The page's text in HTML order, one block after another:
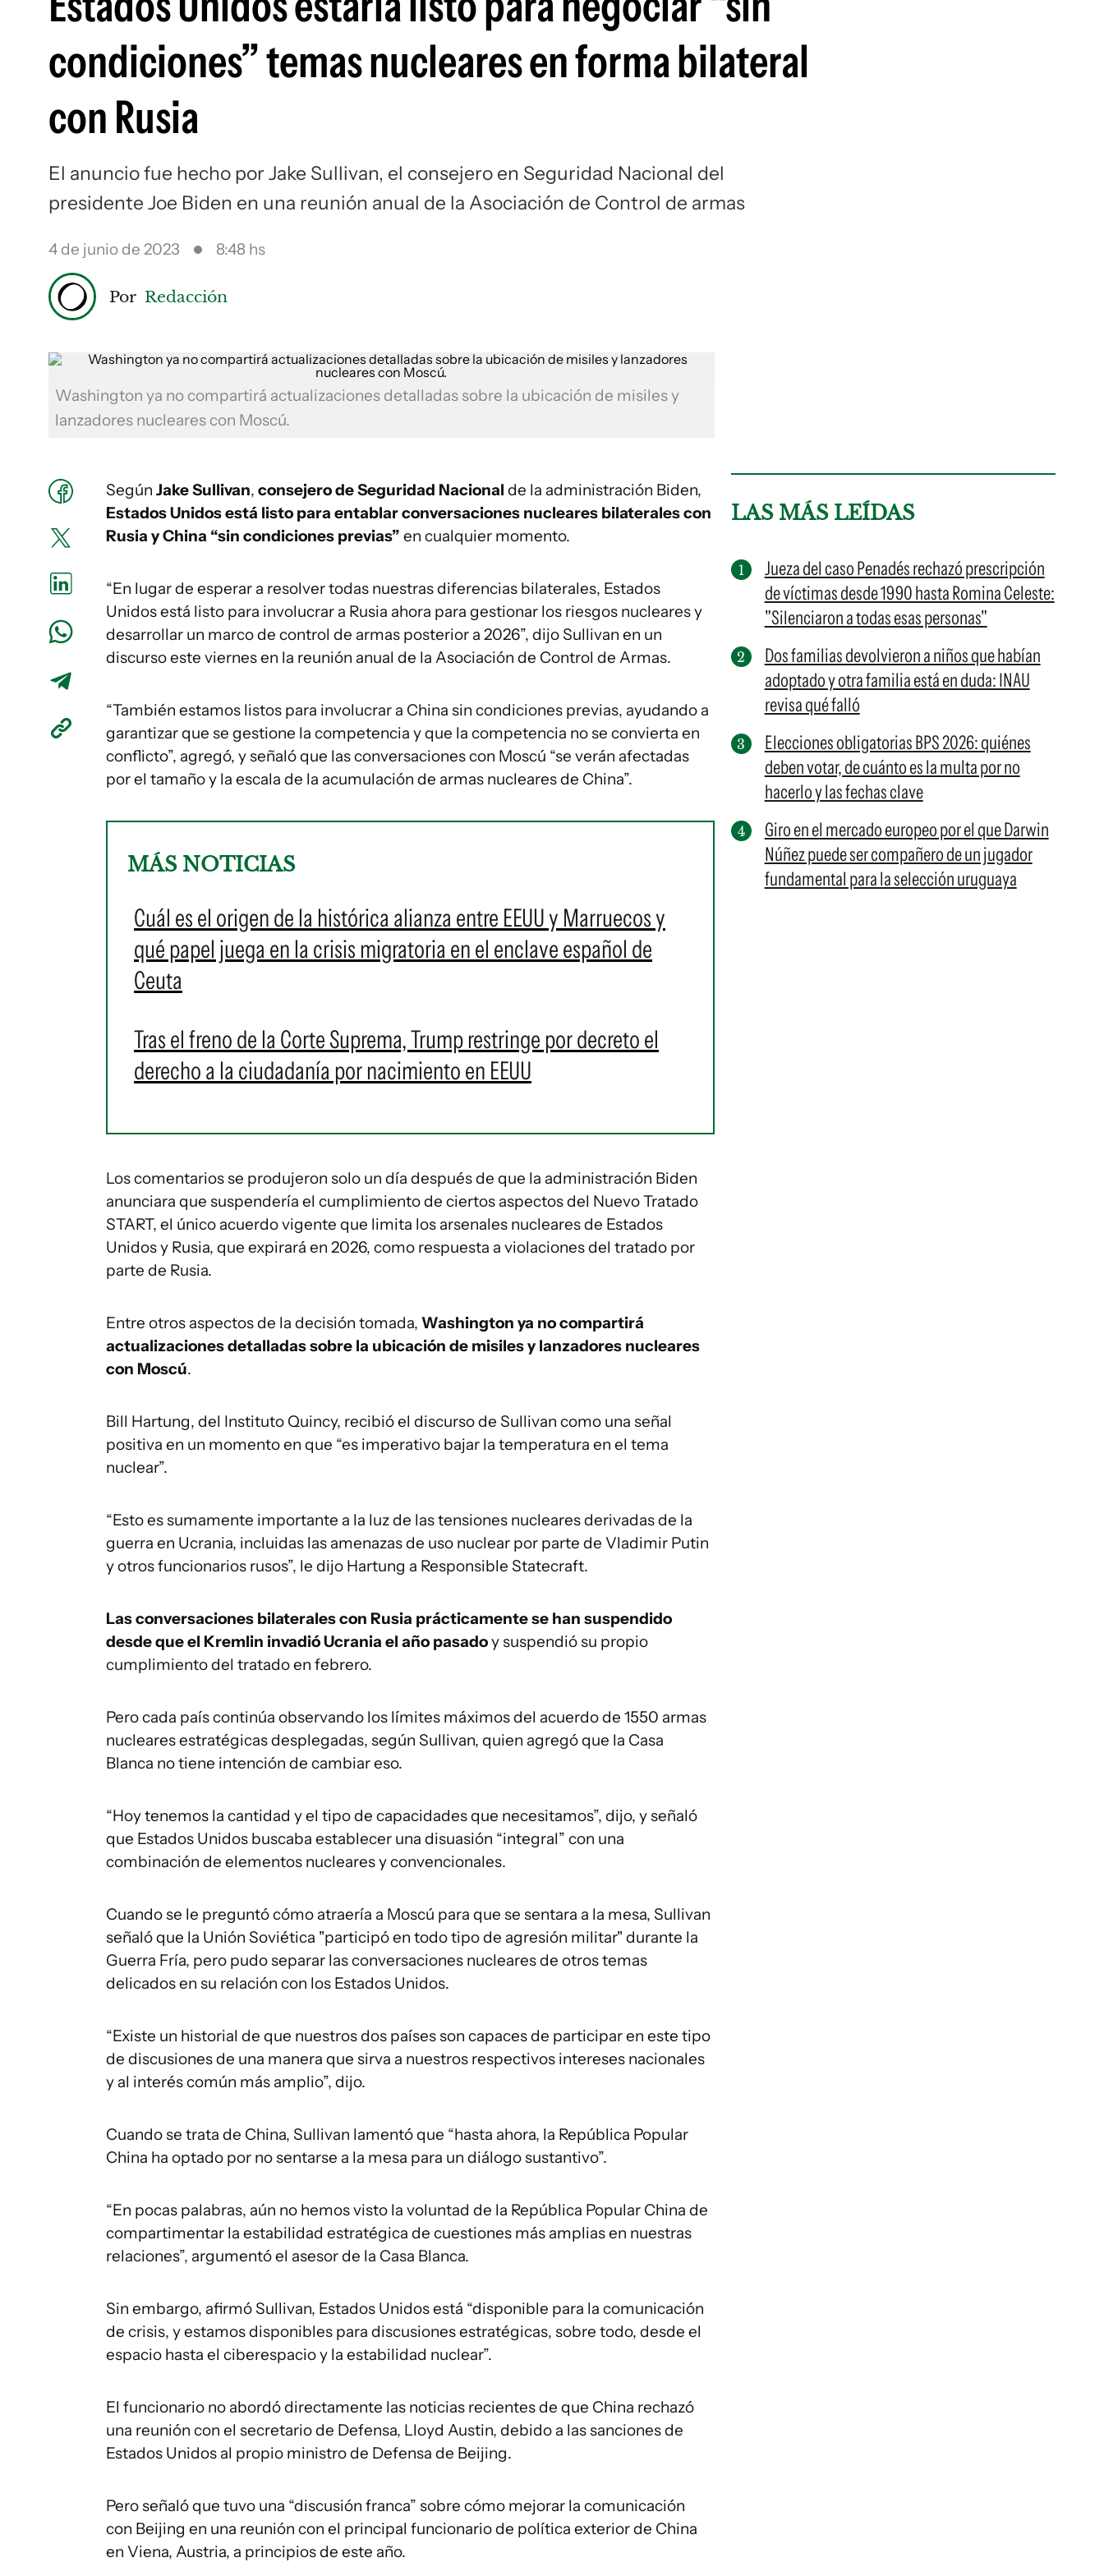
condiciones” temas nucleares en forma bilateral
con Rusia
El anuncio fue hecho por Jake Sullivan, el consejero en Seguridad Nacional del
presidente Joe Biden en una reunión anual de la Asociación de Control de armas
4 de junio de 2023 8:48 hs
Por Redacción
Washington ya no compartirá actualizaciones detalladas sobre la ubicación de misiles y
lanzadores nucleares con Moscú.
Según Jake Sullivan, consejero de Seguridad Nacional de la administración Biden,
Estados Unidos está listo para entablar conversaciones nucleares bilaterales con
Rusia y China “sin condiciones previas” en cualquier momento.
“En lugar de esperar a resolver todas nuestras diferencias bilaterales, Estados
Unidos está listo para involucrar a Rusia ahora para gestionar los riesgos nucleares y
desarrollar un marco de control de armas posterior a 2026”, dijo Sullivan en un
discurso este viernes en la reunión anual de la Asociación de Control de Armas.
“También estamos listos para involucrar a China sin condiciones previas, ayudando a
garantizar que se gestione la competencia y que la competencia no se convierta en
conflicto”, agregó, y señaló que las conversaciones con Moscú “se verán afectadas
por el tamaño y la escala de la acumulación de armas nucleares de China”.
MÁS NOTICIAS
Cuál es el origen de la histórica alianza entre EEUU y Marruecos y
qué papel juega en la crisis migratoria en el enclave español de
Ceuta
Tras el freno de la Corte Suprema, Trump restringe por decreto el
derecho a la ciudadanía por nacimiento en EEUU
Los comentarios se produjeron solo un día después de que la administración Biden
anunciara que suspendería el cumplimiento de ciertos aspectos del Nuevo Tratado
START, el único acuerdo vigente que limita los arsenales nucleares de Estados
Unidos y Rusia, que expirará en 2026, como respuesta a violaciones del tratado por
parte de Rusia.
Entre otros aspectos de la decisión tomada, Washington ya no compartirá
actualizaciones detalladas sobre la ubicación de misiles y lanzadores nucleares
con Moscú.
Bill Hartung, del Instituto Quincy, recibió el discurso de Sullivan como una señal
positiva en un momento en que “es imperativo bajar la temperatura en el tema
nuclear”.
“Esto es sumamente importante a la luz de las tensiones nucleares derivadas de la
guerra en Ucrania, incluidas las amenazas de uso nuclear por parte de Vladimir Putin
y otros funcionarios rusos”, le dijo Hartung a Responsible Statecraft.
Las conversaciones bilaterales con Rusia prácticamente se han suspendido
desde que el Kremlin invadió Ucrania el año pasadoy suspendió su propio
cumplimiento del tratado en febrero.
Pero cada país continúa observando los límites máximos del acuerdo de 1550 armas
nucleares estratégicas desplegadas, según Sullivan, quien agregó que la Casa
Blanca no tiene intención de cambiar eso.
“Hoy tenemos la cantidad y el tipo de capacidades que necesitamos”, dijo, y señaló
que Estados Unidos buscaba establecer una disuasión “integral” con una
combinación de elementos nucleares y convencionales.
Cuando se le preguntó cómo atraería a Moscú para que se sentara a la mesa, Sullivan
señaló que la Unión Soviética "participó en todo tipo de agresión militar" durante la
Guerra Fría, pero pudo separar las conversaciones nucleares de otros temas
delicados en su relación con los Estados Unidos.
“Existe un historial de que nuestros dos países son capaces de participar en este tipo
de discusiones de una manera que sirva a nuestros respectivos intereses nacionales
y al interés común más amplio”, dijo.
Cuando se trata de China, Sullivan lamentó que “hasta ahora, la República Popular
China ha optado por no sentarse a la mesa para un diálogo sustantivo”.
“En pocas palabras, aún no hemos visto la voluntad de la República Popular China de
compartimentar la estabilidad estratégica de cuestiones más amplias en nuestras
relaciones”, argumentó el asesor de la Casa Blanca.
Sin embargo, afirmó Sullivan, Estados Unidos está “disponible para la comunicación
de crisis, y estamos disponibles para discusiones estratégicas, sobre todo, desde el
espacio hasta el ciberespacio y la estabilidad nuclear”.
El funcionario no abordó directamente las noticias recientes de que China rechazó
una reunión con el secretario de Defensa, Lloyd Austin, debido a las sanciones de
Estados Unidos al propio ministro de Defensa de Beijing.
Pero señaló que tuvo una “discusión franca” sobre cómo mejorar la comunicación
con Beijing en una reunión con el principal funcionario de política exterior de China
en Viena, Austria, a principios de este año.
LAS MÁS LEÍDAS
Jueza del caso Penadés rechazó prescripción
de víctimas desde 1990 hasta Romina Celeste:
"Silenciaron a todas esas personas"
Dos familias devolvieron a niños que habían
adoptado y otra familia está en duda: INAU
revisa qué falló
Elecciones obligatorias BPS 2026: quiénes
deben votar, de cuánto es la multa por no
hacerlo y las fechas clave
Giro en el mercado europeo por el que Darwin
Núñez puede ser compañero de un jugador
fundamental para la selección uruguaya